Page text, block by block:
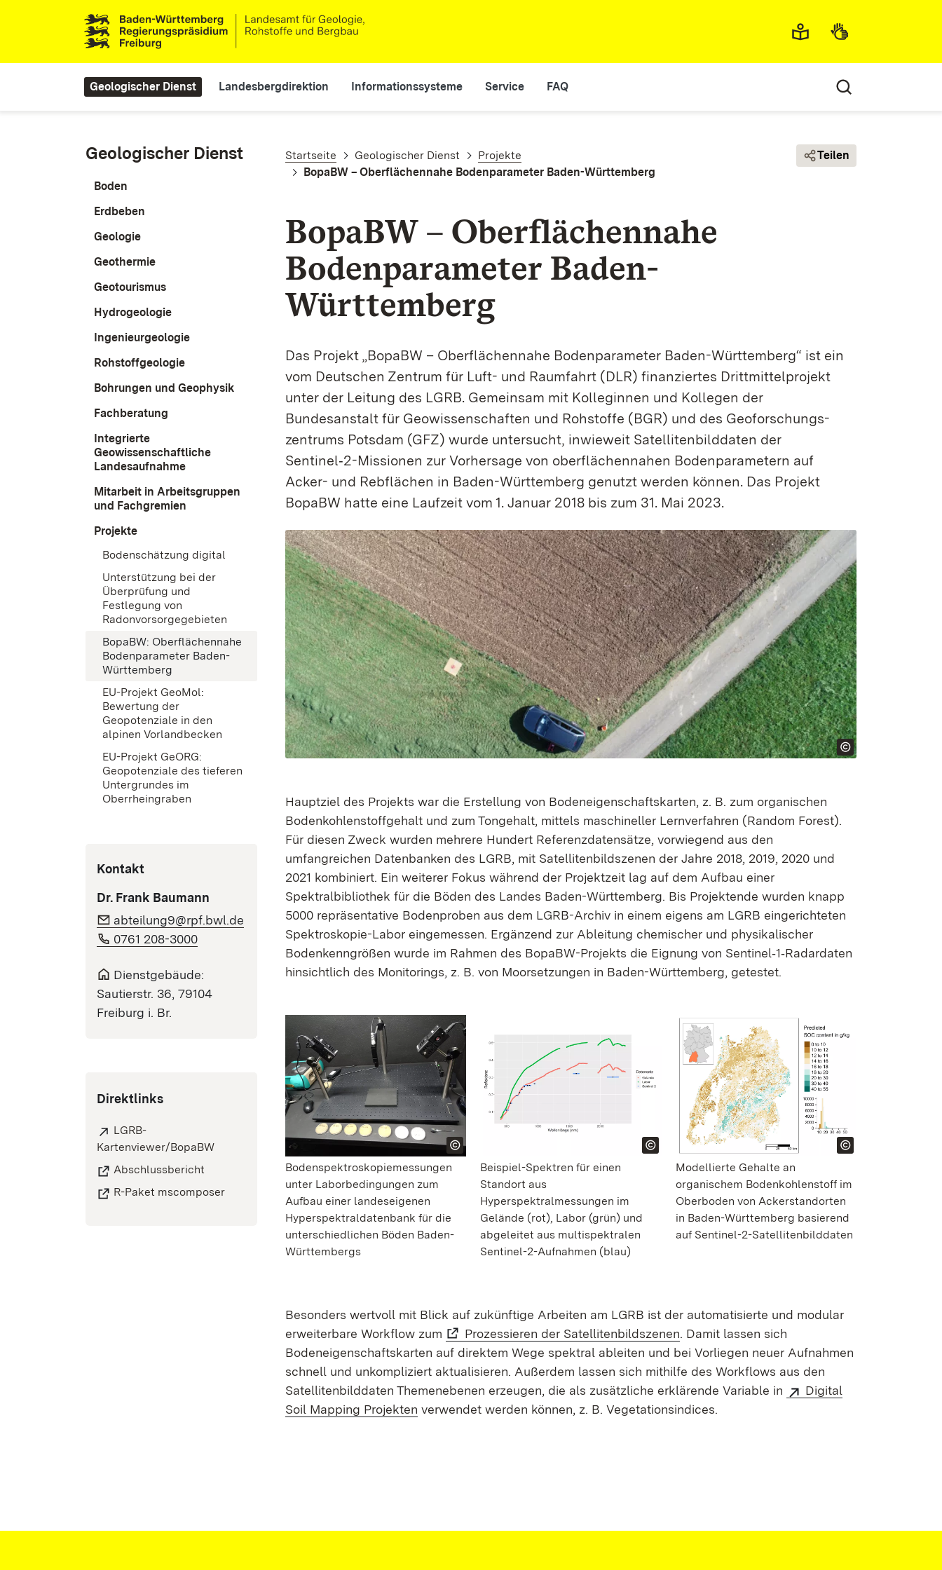
Metamenü
Main navigation
Geologischer Dienst Landesbergdirektion Informationssysteme Service FAQ
Geologischer Dienst
Boden
Erdbeben
Geologie
Geothermie
Geotourismus
Hydrogeologie
Ingenieurgeologie
Rohstoffgeologie
Bohrungen und Geophysik
Fachberatung
Integrierte
Geowissenschaftliche
Landesaufnahme
Mitarbeit in Arbeitsgruppen
und Fachgremien
Projekte
Bodenschätzung digital
Unterstützung bei der
Überprüfung und
Festlegung von
Radonvorsorgegebieten
BopaBW: Oberflächennahe
Bodenparameter Baden-
Württemberg
EU-Projekt GeoMol:
Bewertung der
Geopotenziale in den
alpinen Vorlandbecken
EU-Projekt GeORG:
Geopotenziale des tieferen
Untergrundes im
Oberrheingraben
Kontakt
Dr. Frank Baumann
abteilung9@rpf.bwl.de
0761 208-3000
Dienstgebäude:
Sautierstr. 36, 79104
Freiburg i. Br.
Direktlinks
LGRB-
Kartenviewer/BopaBW
Abschlussbericht
R-Paket mscomposer
Pfadnavigation
Startseite Geologischer Dienst
Projekte
BopaBW – Oberflächennahe Bodenparameter Baden-Württemberg
Teilen
BopaBW – Oberflächennahe
Bodenparameter Baden-
Württemberg
Das Projekt „BopaBW – Oberflächennahe Bodenparameter Baden-Württemberg“ ist ein
vom Deutschen Zentrum für Luft- und Raumfahrt (DLR) finanziertes Drittmittelprojekt
unter der Leitung des LGRB. Gemeinsam mit Kolleginnen und Kollegen der
Bundesanstalt für Geo­wissenschaften und Rohstoffe (BGR) und des Geoforschungs­
zentrums Potsdam (GFZ) wurde untersucht, inwieweit Satellitenbilddaten der
Sentinel‑2-Missionen zur Vorhersage von ober­flächen­­nahen Boden­para­metern auf
Acker- und Rebflächen in Baden-Württemberg genutzt werden können. Das Projekt
BopaBW hatte eine Laufzeit vom 1. Januar 2018 bis zum 31. Mai 2023.
Hauptziel des Projekts war die Erstellung von Bodeneigenschaftskarten, z. B. zum organischen
Bodenkohlenstoffgehalt und zum Tongehalt, mittels maschineller Lernverfahren (Random Forest).
Für diesen Zweck wurden mehrere Hundert Referenz­datensätze, vorwiegend aus den
umfangreichen Datenbanken des LGRB, mit Satellitenbildszenen der Jahre 2018, 2019, 2020 und
2021 kombiniert. Ein weiterer Fokus während der Projektzeit lag auf dem Aufbau einer
Spektralbibliothek für die Böden des Landes Baden-Württemberg. Bis Projektende wurden knapp
5000 repräsentative Bodenproben aus dem LGRB-Archiv in einem eigens am LGRB eingerichteten
Spektroskopie-Labor eingemessen. Ergänzend zur Ableitung chemischer und physikalischer
Bodenkenngrößen wurde im Rahmen des BopaBW-Projekts die Eignung von Sentinel‑1‑Radardaten
hin­sicht­lich des Monitorings, z. B. von Moorsetzungen in Baden-Württemberg, getestet.
Bodenspektroskopiemessungen
unter Laborbedingungen zum
Aufbau einer landeseigenen
Hyperspektraldatenbank für die
unterschiedlichen Böden Baden-
Württembergs
Beispiel-Spektren für einen
Standort aus
Hyperspektralmessungen im
Gelände (rot), Labor (grün) und
abgeleitet aus multispektralen
Sentinel-2-Aufnahmen (blau)
Modellierte Gehalte an
organischem Bodenkohlenstoff im
Oberboden von Ackerstandorten
in Baden-Württemberg basierend
auf Sentinel-2-Satellitenbilddaten
Besonders wertvoll mit Blick auf zukünftige Arbeiten am LGRB ist der automatisierte und modular
erweiterbare Workflow zum
Prozessieren der Satellitenbildszenen. Damit lassen sich
Bodeneigenschaftskarten auf direktem Wege spektral ableiten und bei Vorliegen neuer Aufnahmen
schnell und unkompliziert aktualisieren. Außerdem lassen sich mithilfe des Workflows aus den
Satellitenbilddaten Themenebenen erzeugen, die als zusätzliche erklärende Variable in
Digital
Soil Mapping Projekten verwendet werden können, z. B. Vegetationsindices.